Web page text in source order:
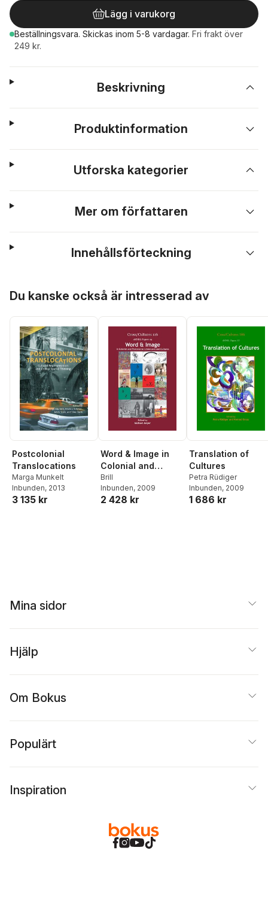
Lägg i varukorg
Beställningsvara. Skickas inom 5-8 vardagar. Fri frakt över
249 kr.
Beskrivning
Produktinformation
Utforska kategorier
Mer om författaren
Innehållsförteckning
Du kanske också är intresserad av
Postcolonial
Translocations
Marga Munkelt
Inbunden, 2013
3 135 kr
Word & Image in
Colonial and
Postcolonial
Literatures and
Cultures
Brill
Inbunden, 2009
2 428 kr
Translation of
Cultures
Petra Rüdiger
Inbunden, 2009
1 686 kr
Mina sidor
Hjälp
Om Bokus
Populärt
Inspiration